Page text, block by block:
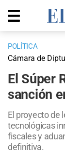
POLÍTICA
Cámara de
El Súper
sanción
El proyecto de
tecnológicas
fiscales y
definitiva.